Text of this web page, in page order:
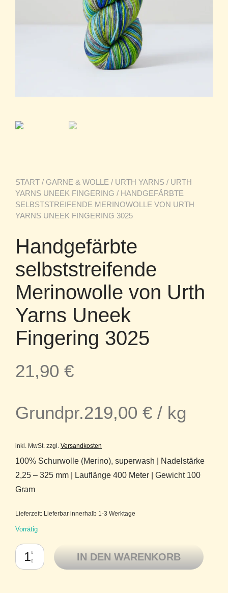
START / GARNE & WOLLE / URTH YARNS / URTH
YARNS UNEEK FINGERING / HANDGEFÄRBTE
SELBSTSTREIFENDE MERINOWOLLE VON URTH
YARNS UNEEK FINGERING 3025
Handgefärbte
selbststreifende
Merinowolle von Urth
Yarns Uneek
Fingering 3025
21,90 €
Grundpr.219,00 € / kg
inkl. MwSt. zzgl. Versandkosten
100% Schurwolle (Merino), superwash | Nadelstärke
2,25 – 325 mm | Lauflänge 400 Meter | Gewicht 100
Gram
Lieferzeit: Lieferbar innerhalb 1-3 Werktage
Vorrätig
Handgefärbte selbststreifende Merinowolle von Urth Yarns Uneek
IN DEN WARENKORB